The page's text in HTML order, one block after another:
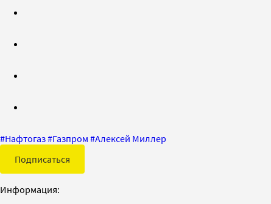
#Нафтогаз#Газпром #Алексей Миллер
Подписаться
Информация: